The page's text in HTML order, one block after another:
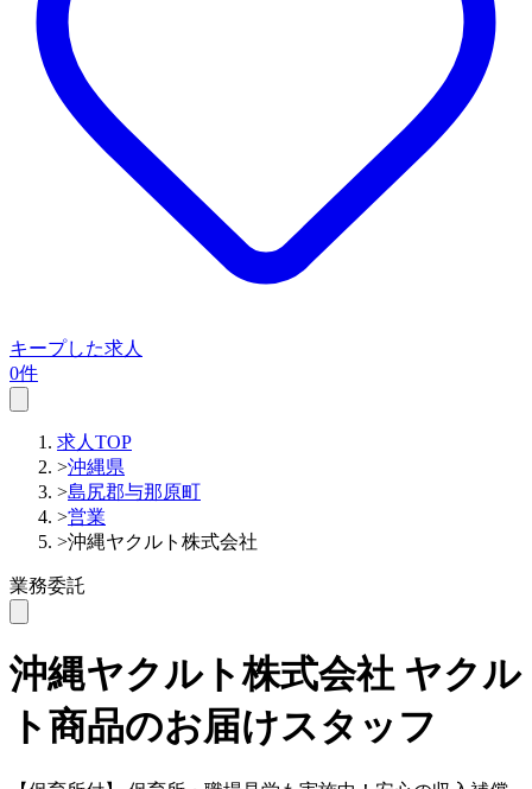
キープした求人
0件
求人TOP
>沖縄県
>島尻郡与那原町
>営業
>沖縄ヤクルト株式会社
業務委託
沖縄ヤクルト株式会社ヤクル
ト商品のお届けスタッフ